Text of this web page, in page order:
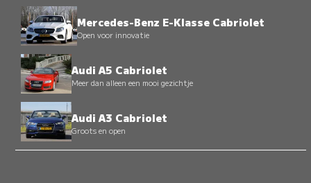
Mercedes-Benz E-Klasse Cabriolet
Open voor innovatie
Audi A5 Cabriolet
Meer dan alleen een mooi gezichtje
Audi A3 Cabriolet
Groots en open